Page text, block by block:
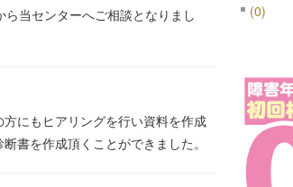
当センターへご相談となりまし
にもヒアリングを行い資料を作成
書を作成頂くことができました。
(0)